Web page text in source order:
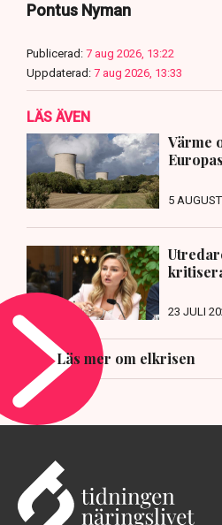
Pontus Nyman
Publicerad: 7 aug 2026, 13:22
Uppdaterad: 7 aug 2026, 13:33
LÄS ÄVEN
Värme
5
23 JULI
Läs mer om elkrisen